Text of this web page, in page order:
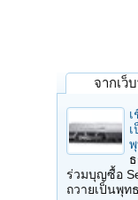
จากเว็
ร่วมบุญซื้อ
ถวายเป็นพุท